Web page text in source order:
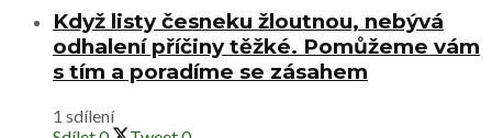
Když listy česneku žloutnou, nebývá
odhalení příčiny těžké. Pomůžeme vám
s tím a poradíme se zásahem
1 sdílení